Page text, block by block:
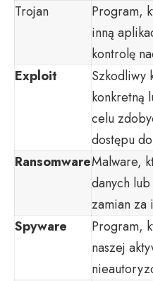
Trojan
Program,
inną
kontrolę
Exploit
Szkodliwy
konkretną
celu
dostępu
RansomwareMalware,
danych
zamian za
Spyware
Program,
naszej